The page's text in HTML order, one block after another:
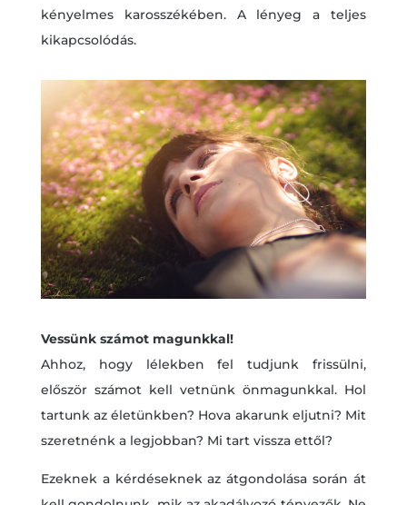
kényelmes karosszékében. A lényeg a teljes
kikapcsolódás.
Vessünk számot magunkkal!
Ahhoz, hogy lélekben fel tudjunk frissülni,
először számot kell vetnünk önmagunkkal. Hol
tartunk az életünkben? Hova akarunk eljutni? Mit
szeretnénk a legjobban? Mi tart vissza ettől?
Ezeknek a kérdéseknek az átgondolása során át